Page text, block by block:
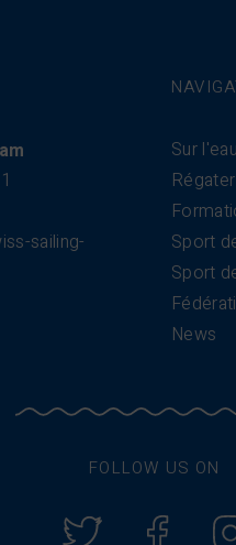
sailing-
Sur l'eau
Régater
Sport
Sport
News
FOLLOW US ON
Twitter Facebook